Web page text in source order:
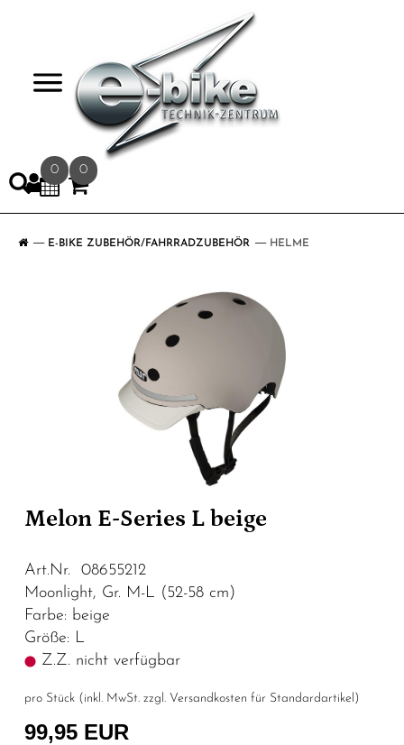
0 0
E-BIKE ZUBEHÖR/FAHRRADZUBEHÖR HELME
Melon E-Series L beige
Art.Nr. 08655212
Moonlight, Gr. M-L (52-58 cm)
Farbe: beige
Größe: L
Z.Z. nicht verfügbar
pro Stück (inkl. MwSt. zzgl. Versandkosten für Standardartikel )
99,95 EUR